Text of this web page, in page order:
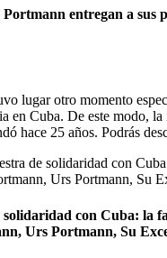
entregan a sus
lugar otro momento
en Cuba. De este modo,
hace 25 años. Podrás
con Cuba: la
Urs Portmann, Su